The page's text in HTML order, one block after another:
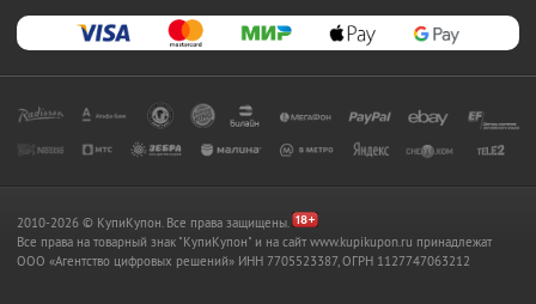
2010-2026 © КупиКупон. Все права защищены.
Все права на товарный знак "КупиКупон" и на сайт www.kupikupon.ru принадлежат
OOO «Агентство цифровых решений» ИНН 7705523387, ОГРН 1127747063212